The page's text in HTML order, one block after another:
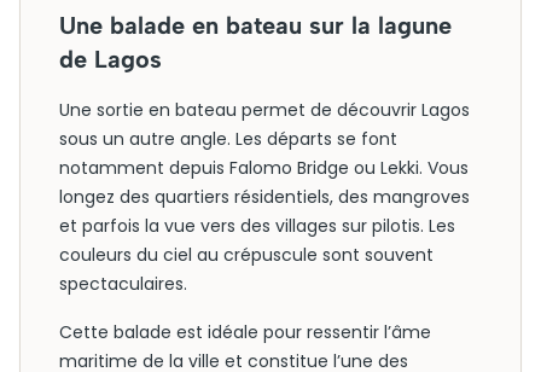
Une balade en bateau sur la lagune
de Lagos
Une sortie en bateau permet de découvrir Lagos
sous un autre angle. Les départs se font
notamment depuis Falomo Bridge ou Lekki. Vous
longez des quartiers résidentiels, des mangroves
et parfois la vue vers des villages sur pilotis. Les
couleurs du ciel au crépuscule sont souvent
spectaculaires.
Cette balade est idéale pour ressentir l’âme
maritime de la ville et constitue l’une des